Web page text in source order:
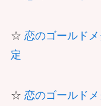
☆ 恋のゴールド
定
☆ 恋のゴールド